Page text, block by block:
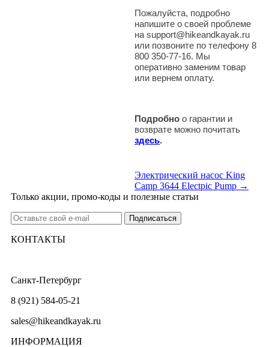
Пожалуйста, подробно
напишите о своей проблеме
на support@hikeandkayak.ru
или позвоните по телефону 8
800 350-77-16. Мы
оперативно заменим товар
или вернем оплату.
Подробно о гарантии и
возврате можно почитать
здесь.
Электрический насос King
Camp 3644 Electpic Pump →
Только акции, промо-коды и полезные статьи
КОНТАКТЫ
Санкт-Петербург
8 (921) 584-05-21
sales@hikeandkayak.ru
ИНФОРМАЦИЯ